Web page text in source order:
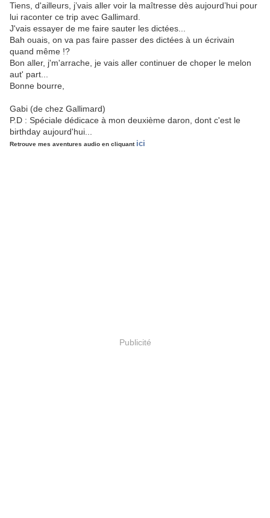
Tiens, d'ailleurs, j’vais aller voir la maîtresse dès aujourd’hui pour
lui raconter ce trip avec Gallimard.
J'vais essayer de me faire sauter les dictées...
Bah ouais, on va pas faire passer des dictées à un écrivain
quand même !?
Bon aller, j'm'arrache, je vais aller continuer de choper le melon
aut' part...
Bonne bourre,
Gabi (de chez Gallimard)
P.D : Spéciale dédicace à mon deuxième daron, dont c'est le
birthday aujourd'hui...
Retrouve mes aventures audio en cliquant ici
Publicité